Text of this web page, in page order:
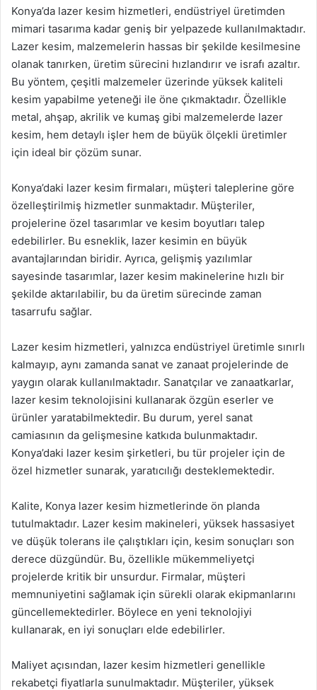
Konya’da lazer kesim hizmetleri, endüstriyel üretimden
mimari tasarıma kadar geniş bir yelpazede kullanılmaktadır.
Lazer kesim, malzemelerin hassas bir şekilde kesilmesine
olanak tanırken, üretim sürecini hızlandırır ve israfı azaltır.
Bu yöntem, çeşitli malzemeler üzerinde yüksek kaliteli
kesim yapabilme yeteneği ile öne çıkmaktadır. Özellikle
metal, ahşap, akrilik ve kumaş gibi malzemelerde lazer
kesim, hem detaylı işler hem de büyük ölçekli üretimler
için ideal bir çözüm sunar.
Konya’daki lazer kesim firmaları, müşteri taleplerine göre
özelleştirilmiş hizmetler sunmaktadır. Müşteriler,
projelerine özel tasarımlar ve kesim boyutları talep
edebilirler. Bu esneklik, lazer kesimin en büyük
avantajlarından biridir. Ayrıca, gelişmiş yazılımlar
sayesinde tasarımlar, lazer kesim makinelerine hızlı bir
şekilde aktarılabilir, bu da üretim sürecinde zaman
tasarrufu sağlar.
Lazer kesim hizmetleri, yalnızca endüstriyel üretimle sınırlı
kalmayıp, aynı zamanda sanat ve zanaat projelerinde de
yaygın olarak kullanılmaktadır. Sanatçılar ve zanaatkarlar,
lazer kesim teknolojisini kullanarak özgün eserler ve
ürünler yaratabilmektedir. Bu durum, yerel sanat
camiasının da gelişmesine katkıda bulunmaktadır.
Konya’daki lazer kesim şirketleri, bu tür projeler için de
özel hizmetler sunarak, yaratıcılığı desteklemektedir.
Kalite, Konya lazer kesim hizmetlerinde ön planda
tutulmaktadır. Lazer kesim makineleri, yüksek hassasiyet
ve düşük tolerans ile çalıştıkları için, kesim sonuçları son
derece düzgündür. Bu, özellikle mükemmeliyetçi
projelerde kritik bir unsurdur. Firmalar, müşteri
memnuniyetini sağlamak için sürekli olarak ekipmanlarını
güncellemektedirler. Böylece en yeni teknolojiyi
kullanarak, en iyi sonuçları elde edebilirler.
Maliyet açısından, lazer kesim hizmetleri genellikle
rekabetçi fiyatlarla sunulmaktadır. Müşteriler, yüksek